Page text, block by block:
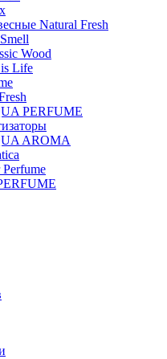
Natural Fresh
Wood
Life
PERFUME
AROMA